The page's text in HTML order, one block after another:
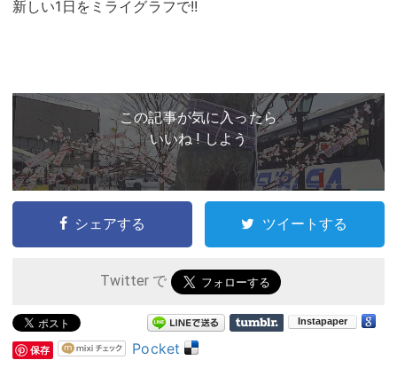
新しい1日をミライグラフで!!
この記事が気に入ったら
いいね ! しよう
シェアする ツイートする
Twitter で
保存 Pocket